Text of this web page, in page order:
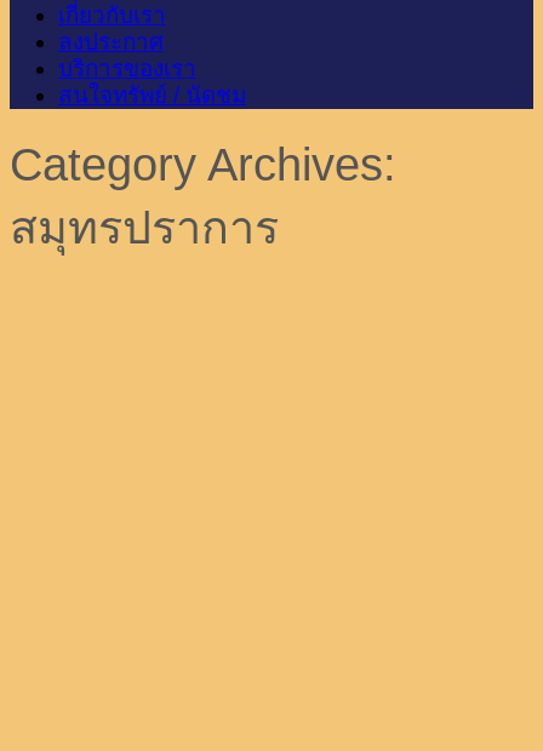
เกี่ยวกับเรา
ลงประกาศ
บริการของเรา
สนใจทรัพย์ / นัดชม
Category Archives:
สมุทรปราการ